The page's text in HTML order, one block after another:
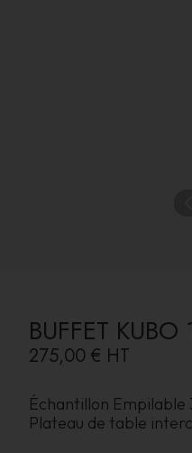
BUFFET KUBO
275,00 € HT
Échantillon Empilable
Plateau de table